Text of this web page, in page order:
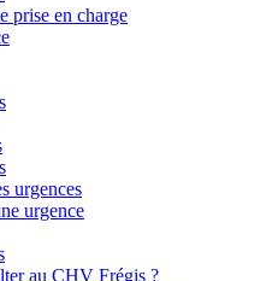
prise en charge
urgences
urgence
au CHV Frégis ?